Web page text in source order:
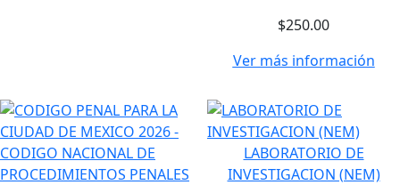
$250.00
Ver más información
LABORATORIO DE
INVESTIGACION (NEM)